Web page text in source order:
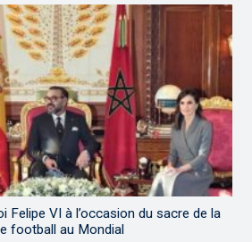
Felipe VI à l’occasion du sacre de la
football au Mondial